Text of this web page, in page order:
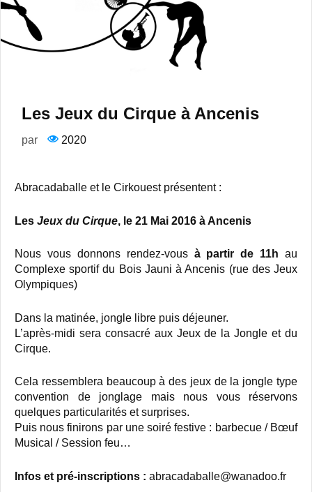
Les Jeux du Cirque à Ancenis
par 2020
Abracadaballe et le Cirkouest présentent :
Les Jeux du Cirque, le 21 Mai 2016 à Ancenis
Nous vous donnons rendez-vous à partir de 11h au
Complexe sportif du Bois Jauni à Ancenis (rue des Jeux
Olympiques)
Dans la matinée, jongle libre puis déjeuner.
L’après-midi sera consacré aux Jeux de la Jongle et du
Cirque.
Cela ressemblera beaucoup à des jeux de la jongle type
convention de jonglage mais nous vous réservons
quelques particularités et surprises.
Puis nous finirons par une soiré festive : barbecue / Bœuf
Musical / Session feu…
Infos et pré-inscriptions : abracadaballe@wanadoo.fr